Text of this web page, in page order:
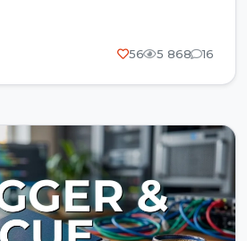
56 5 868 16